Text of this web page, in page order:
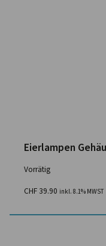
Eierlampen
Vorrätig
CHF39.90 inkl. 8.1% MWST